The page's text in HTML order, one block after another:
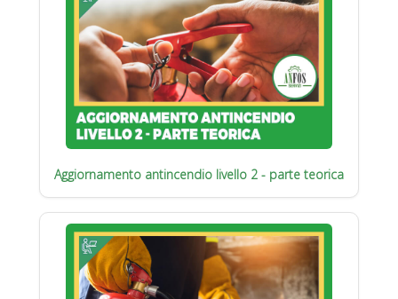
Aggiornamento antincendio livello 2 - parte teorica